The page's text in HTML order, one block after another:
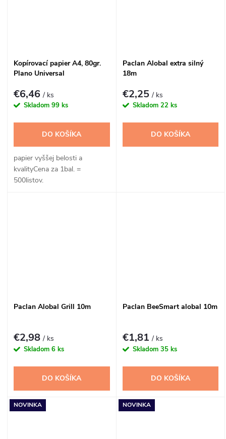
Kopírovací papier A4, 80gr.
Plano Universal
€6,46/ ks
Skladom 99 ks
DO KOŠÍKA
papier vyššej belosti a
kvalityCena za 1bal. =
500listov.
Paclan Alobal extra silný
18m
€2,25/ ks
Skladom 22 ks
DO KOŠÍKA
Paclan Alobal Grill 10m
€2,98/ ks
Skladom 6 ks
DO KOŠÍKA
Paclan BeeSmart alobal 10m
€1,81/ ks
Skladom 35 ks
DO KOŠÍKA
NOVINKA NOVINKA